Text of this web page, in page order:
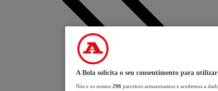
A Bola solicita o seu consentimento para utilizar
Nós e os nossos 298 parceiros armazenamos e acedemos a